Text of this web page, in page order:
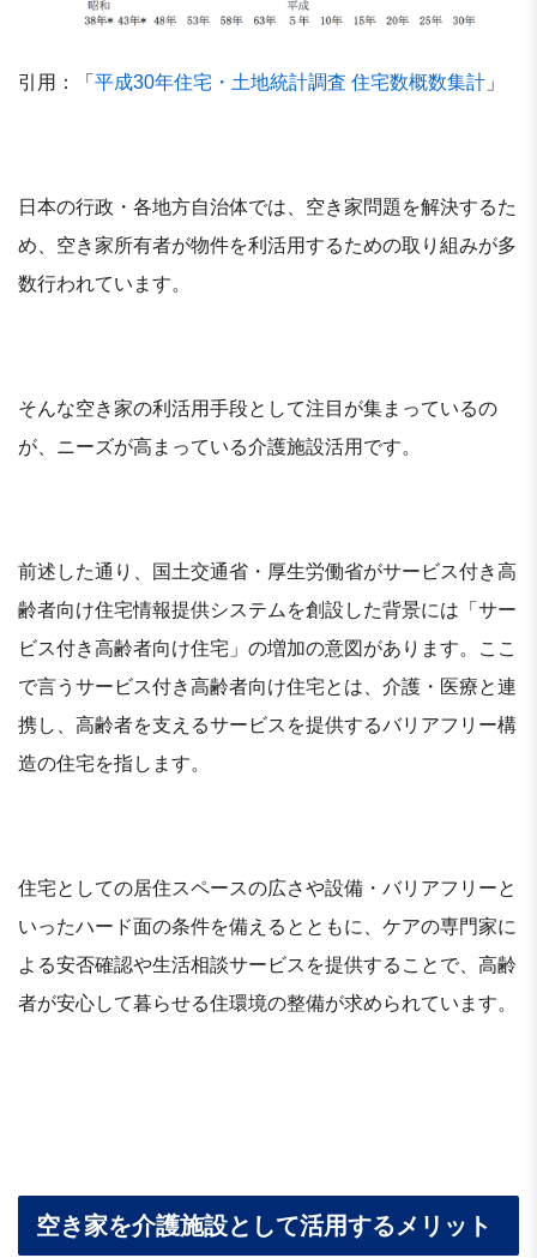
引用：「 平成30年住宅・土地統計調査 住宅数概数集計 」
日本の行政・各地方自治体では、空き家問題を解決するた
め、空き家所有者が物件を利活用するための取り組みが多
数行われています。
そんな空き家の利活用手段として注目が集まっているの
が、ニーズが高まっている介護施設活用です。
前述した通り、国土交通省・厚生労働省がサービス付き高
齢者向け住宅情報提供システムを創設した背景には「サー
ビス付き高齢者向け住宅」の増加の意図があります。ここ
で言うサービス付き高齢者向け住宅とは、介護・医療と連
携し、高齢者を支えるサービスを提供するバリアフリー構
造の住宅を指します。
住宅としての居住スペースの広さや設備・バリアフリーと
いったハード面の条件を備えるとともに、ケアの専門家に
よる安否確認や生活相談サービスを提供することで、高齢
者が安心して暮らせる住環境の整備が求められています。
空き家を介護施設として活用するメリット